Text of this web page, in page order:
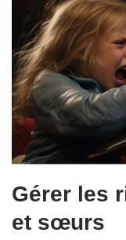
Gérer les
et sœurs